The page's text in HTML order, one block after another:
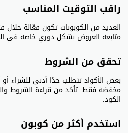
راقب التوقيت المناسب
العديد من الكوبونات تكون فعّالة
متابعة العروض بشكل دوري خاصة في
تحقق من الشروط
بعض الأكواد تتطلب حدًا أدنى للشراء
مخفضة فقط. تأكد من قراءة الشروط
الكود.
استخدم أكثر من كوبون